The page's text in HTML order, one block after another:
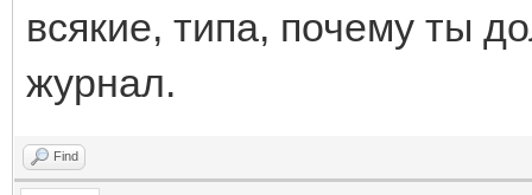
всякие, типа, почему ты
журнал.
Find